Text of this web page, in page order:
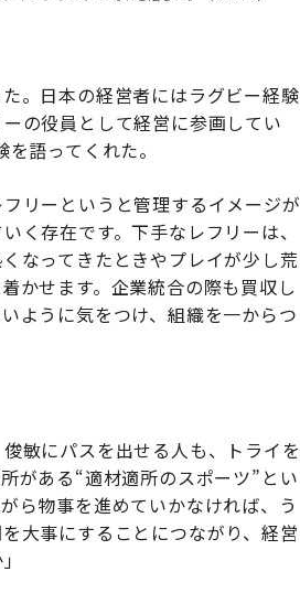
。日本の経営者にはラグビー経験
の役員として経営に参画してい
語ってくれた。
リーというと管理するイメージが
く存在です。下手なレフリーは、
なってきたときやプレイが少し荒
かせます。企業統合の際も買収し
ように気をつけ、組織を一からつ
敏にパスを出せる人も、トライを
がある“適材適所のスポーツ”とい
ら物事を進めていかなければ、う
大事にすることにつながり、経営